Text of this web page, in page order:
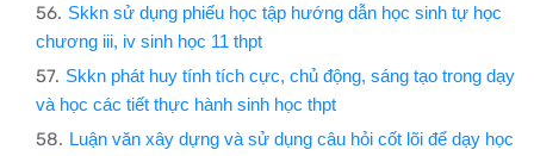
Skkn sử dụng phiếu học tập hướng dẫn học sinh tự học
chương iii, iv sinh học 11 thpt
Skkn phát huy tính tích cực, chủ động, sáng tạo trong dạy
và học các tiết thực hành sinh học thpt
Luận văn xây dựng và sử dụng câu hỏi cốt lõi để dạy học